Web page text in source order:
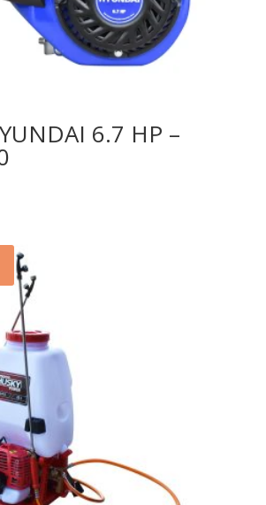
6.7 HP –